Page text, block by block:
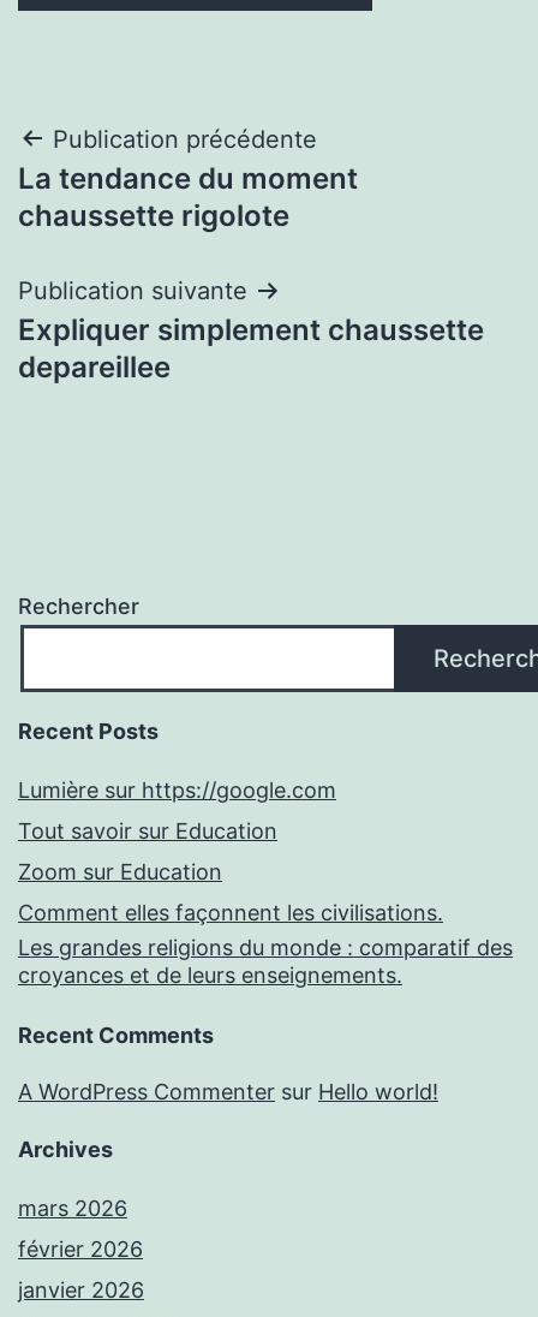
Navigation
de
Publication précédente
La tendance du moment
chaussette rigolote
Publication suivante
Expliquer simplement chaussette
depareillee
Rechercher
Recent Posts
Lumière sur https://google.com
Tout savoir sur Education
Zoom sur Education
Comment elles façonnent les civilisations.
Les grandes religions du monde : comparatif des
croyances et de leurs enseignements.
Recent Comments
A WordPress Commenter sur Hello world!
Archives
mars 2026
février 2026
janvier 2026